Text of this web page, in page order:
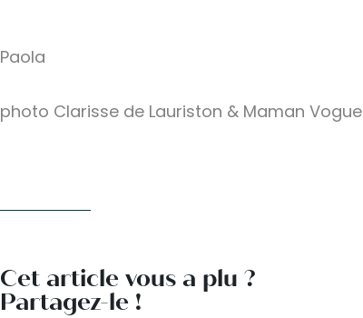
Paola
photo Clarisse de Lauriston & Maman Vogue
Cet article vous a plu ?
Partagez-le !